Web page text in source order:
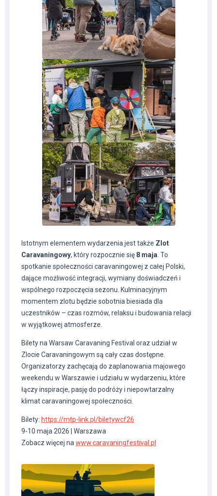
Istotnym elementem wydarzenia jest także Zlot
Caravaningowy, który rozpocznie się 8 maja . To
spotkanie społeczności caravaningowej z całej Polski,
dające możliwość integracji, wymiany doświadczeń i
wspólnego rozpoczęcia sezonu. Kulminacyjnym
momentem zlotu będzie sobotnia biesiada dla
uczestników – czas rozmów, relaksu i budowania relacji
w wyjątkowej atmosferze.
Bilety na Warsaw Caravaning Festival oraz udział w
Zlocie Caravaningowym są cały czas dostępne.
Organizatorzy zachęcają do zaplanowania majowego
weekendu w Warszawie i udziału w wydarzeniu, które
łączy inspiracje, pasję do podróży i niepowtarzalny
klimat caravaningowej społeczności.
Bilety: https://mtp-link.pl/biletywcf26
9-10 maja 2026 | Warszawa
Zobacz więcej na www.caravaningfestival.pl